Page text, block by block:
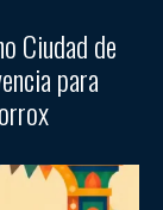
Ciudad de
para